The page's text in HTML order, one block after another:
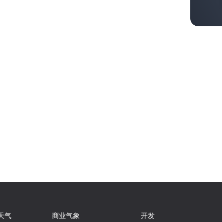
气 商业气象 开发